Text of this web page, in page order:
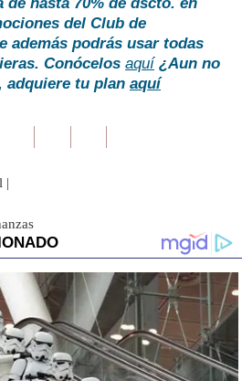
del Club de
además podrás usar todas
Conócelos aquí ¿Aun no
adquiere tu plan aquí
|